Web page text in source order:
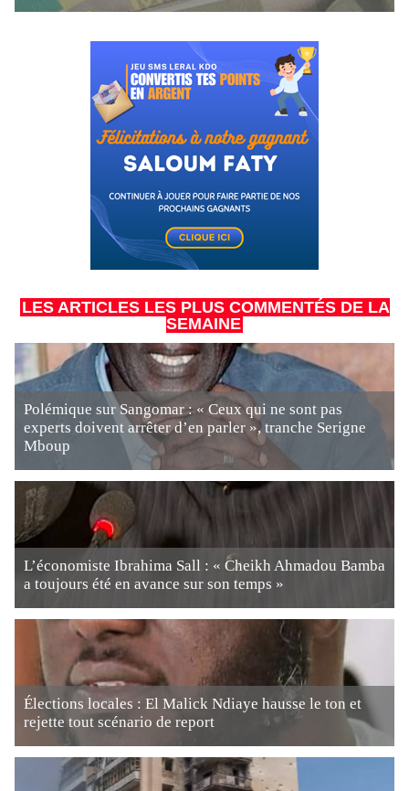
LES ARTICLES LES PLUS COMMENTÉS DE LA
SEMAINE
Polémique sur Sangomar : « Ceux qui ne sont pas
experts doivent arrêter d’en parler », tranche Serigne
Mboup
L’économiste Ibrahima Sall : « Cheikh Ahmadou Bamba
a toujours été en avance sur son temps »
Élections locales : El Malick Ndiaye hausse le ton et
rejette tout scénario de report